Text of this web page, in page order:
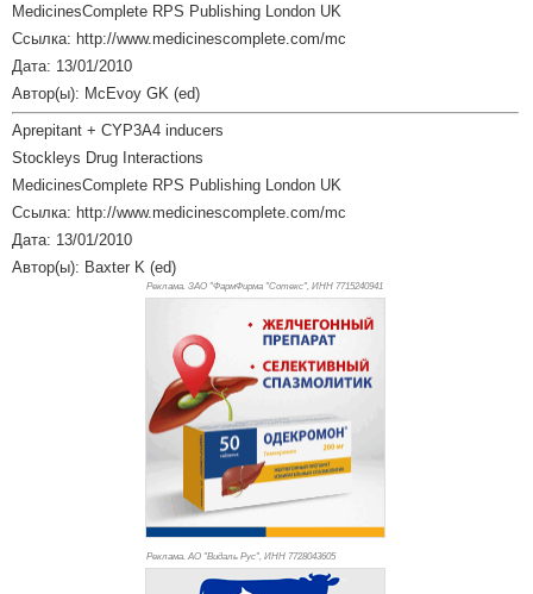
MedicinesComplete RPS Publishing London UK
Ссылка: http://www.medicinescomplete.com/mc
Дата: 13/01/2010
Автор(ы): McEvoy GK (ed)
Aprepitant + CYP3A4 inducers
Stockleys Drug Interactions
MedicinesComplete RPS Publishing London UK
Ссылка: http://www.medicinescomplete.com/mc
Дата: 13/01/2010
Автор(ы): Baxter K (ed)
Реклама. ЗАО "ФармФирма "Сотекс", ИНН 7715240941
Реклама. АО "Видаль Рус", ИНН 7728043605